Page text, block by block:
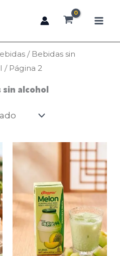
/ Bebidas sin
/ Página 2
sin alcohol